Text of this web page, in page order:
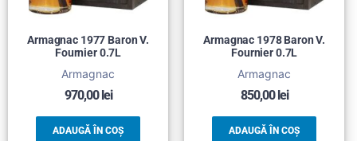
Armagnac 1977 Baron V.
Fournier 0.7L
Armagnac
970,00lei
ADAUGĂ ÎN COȘ
Armagnac 1978 Baron V.
Fournier 0.7L
Armagnac
850,00lei
ADAUGĂ ÎN COȘ